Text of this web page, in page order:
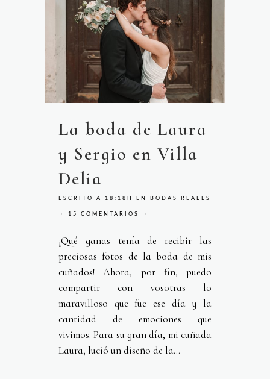
La boda de Laura
y Sergio en Villa
Delia
ESCRITO A 18:18H EN BODAS REALES
15 COMENTARIOS
¡Qué ganas tenía de recibir las
preciosas fotos de la boda de mis
cuñados! Ahora, por fin, puedo
compartir con vosotras lo
maravilloso que fue ese día y la
cantidad de emociones que
vivimos. Para su gran día, mi cuñada
Laura, lució un diseño de la...